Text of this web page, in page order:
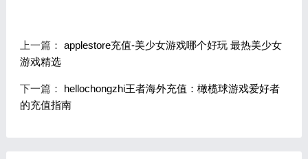
上一篇： applestore充值-美少女游戏哪个好玩 最热美少女
游戏精选
下一篇： hellochongzhi王者海外充值：橄榄球游戏爱好者
的充值指南